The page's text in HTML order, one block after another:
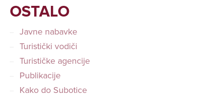
OSTALO
Javne nabavke
Turistički vodiči
Turističke agencije
Publikacije
Kako do Subotice